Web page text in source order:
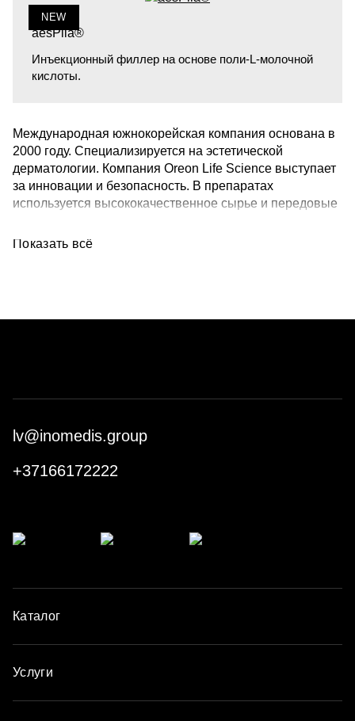
NEW
aesPlla®
Инъекционный филлер на основе поли-L-молочной
кислоты.
Международная южнокорейская компания основана в
2000 году. Специализируется на эстетической
дерматологии. Компания Oreon Life Science выступает
за инновации и безопасность. В препаратах
используется высококачественное сырье и передовые
стандартов качества.
Показать всё
lv@inomedis.group
+37166172222
Каталог
Услуги